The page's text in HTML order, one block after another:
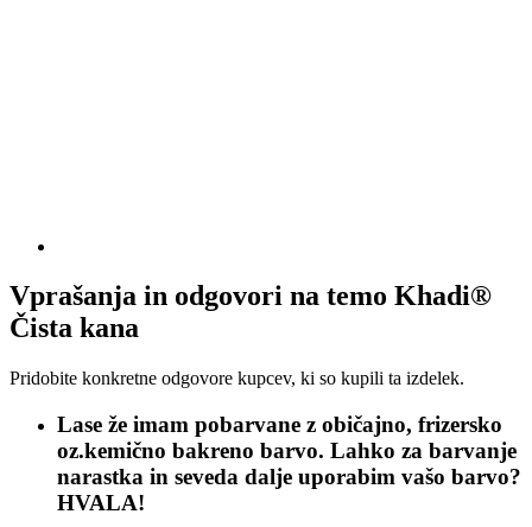
Vprašanja in odgovori na temo Khadi®
Čista kana
Pridobite konkretne odgovore kupcev, ki so kupili ta izdelek.
Lase že imam pobarvane z običajno, frizersko
oz.kemično bakreno barvo. Lahko za barvanje
narastka in seveda dalje uporabim vašo barvo?
HVALA!